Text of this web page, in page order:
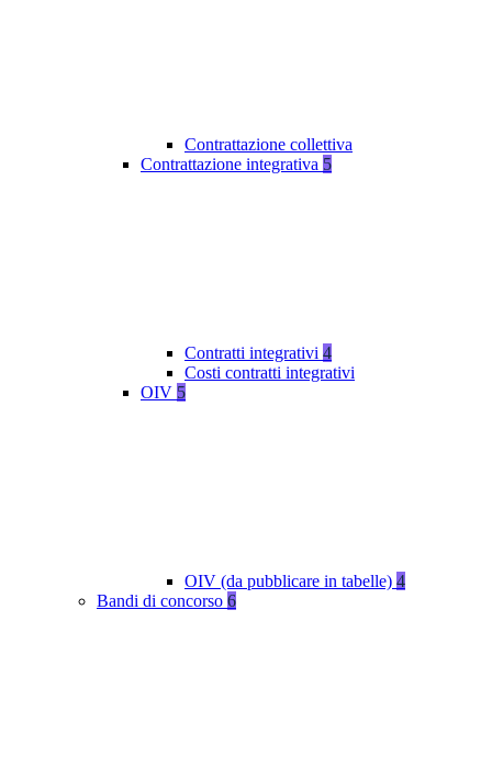
Contrattazione collettiva
Contrattazione integrativa 5
Contratti integrativi 4
Costi contratti integrativi
OIV 5
OIV (da pubblicare in tabelle) 4
Bandi di concorso 6